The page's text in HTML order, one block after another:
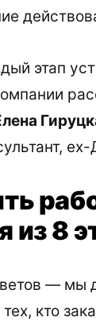
этап
из 8
— мы
кто